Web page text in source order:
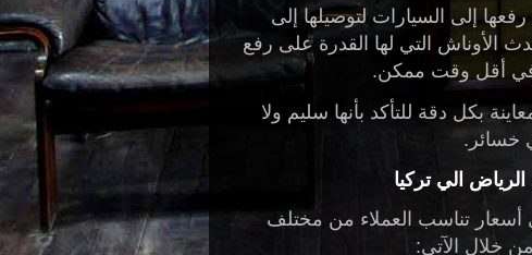
إلى السيارات لتوصيلها إلى
الأوناش التي لها القدرة على رفع
أقل وقت ممكن.
بكل دقة للتأكد بأنها سليم ولا
خسائر.
الي تركيا
أسعار تناسب العملاء من مختلف
خلال الآتي: